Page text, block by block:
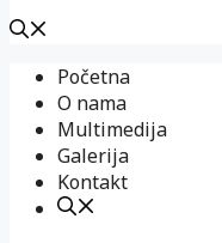
sadržaj
Početna
O nama
Multimedija
Galerija
Kontakt